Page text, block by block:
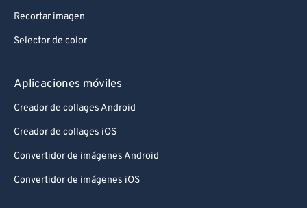
Recortar imagen
Selector de color
Aplicaciones móviles
Creador de collages Android
Creador de collages iOS
Convertidor de imágenes Android
Convertidor de imágenes iOS